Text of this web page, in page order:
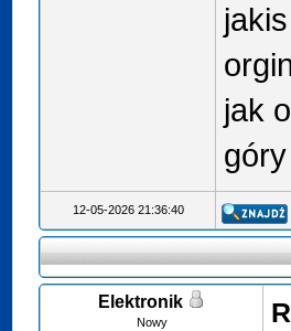
jak
12-05-2026 21:36:40
Elektronik
Nowy